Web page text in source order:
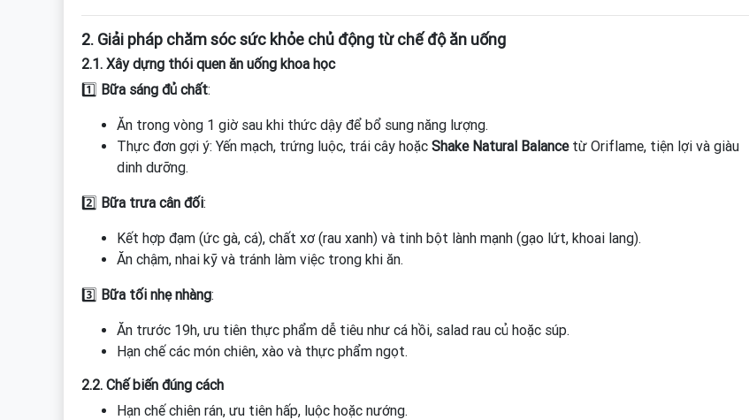
2. Giải pháp chăm sóc sức khỏe chủ động từ chế độ ăn uống
2.1. Xây dựng thói quen ăn uống khoa học
1️⃣ Bữa sáng đủ chất:
Ăn trong vòng 1 giờ sau khi thức dậy để bổ sung năng lượng.
Thực đơn gợi ý: Yến mạch, trứng luộc, trái cây hoặc Shake Natural Balancetừ Oriflame, tiện lợi và giàu
dinh dưỡng.
2️⃣ Bữa trưa cân đối:
Kết hợp đạm (ức gà, cá), chất xơ (rau xanh) và tinh bột lành mạnh (gạo lứt, khoai lang).
Ăn chậm, nhai kỹ và tránh làm việc trong khi ăn.
3️⃣ Bữa tối nhẹ nhàng:
Ăn trước 19h, ưu tiên thực phẩm dễ tiêu như cá hồi, salad rau củ hoặc súp.
Hạn chế các món chiên, xào và thực phẩm ngọt.
2.2. Chế biến đúng cách
Hạn chế chiên rán, ưu tiên hấp, luộc hoặc nướng.